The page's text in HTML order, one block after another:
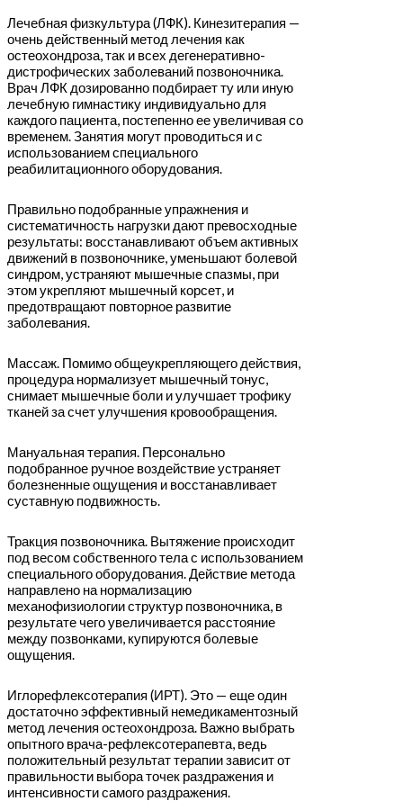
Лечебная физкультура (ЛФК). Кинезитерапия —
очень действенный метод лечения как
остеохондроза, так и всех дегенеративно-
дистрофических заболеваний позвоночника.
Врач ЛФК дозированно подбирает ту или иную
лечебную гимнастику индивидуально для
каждого пациента, постепенно ее увеличивая со
временем. Занятия могут проводиться и с
использованием специального
реабилитационного оборудования.
Правильно подобранные упражнения и
систематичность нагрузки дают превосходные
результаты: восстанавливают объем активных
движений в позвоночнике, уменьшают болевой
синдром, устраняют мышечные спазмы, при
этом укрепляют мышечный корсет, и
предотвращают повторное развитие
заболевания.
Массаж. Помимо общеукрепляющего действия,
процедура нормализует мышечный тонус,
снимает мышечные боли и улучшает трофику
тканей за счет улучшения кровообращения.
Мануальная терапия. Персонально
подобранное ручное воздействие устраняет
болезненные ощущения и восстанавливает
суставную подвижность.
Тракция позвоночника. Вытяжение происходит
под весом собственного тела с использованием
специального оборудования. Действие метода
направлено на нормализацию
механофизиологии структур позвоночника, в
результате чего увеличивается расстояние
между позвонками, купируются болевые
ощущения.
Иглорефлексотерапия (ИРТ). Это — еще один
достаточно эффективный немедикаментозный
метод лечения остеохондроза. Важно выбрать
опытного врача-рефлексотерапевта, ведь
положительный результат терапии зависит от
правильности выбора точек раздражения и
интенсивности самого раздражения.